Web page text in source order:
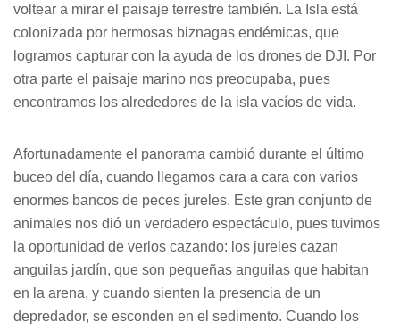
voltear a mirar el paisaje terrestre también. La Isla está
colonizada por hermosas biznagas endémicas, que
logramos capturar con la ayuda de los drones de DJI. Por
otra parte el paisaje marino nos preocupaba, pues
encontramos los alrededores de la isla vacíos de vida.
Afortunadamente el panorama cambió durante el último
buceo del día, cuando llegamos cara a cara con varios
enormes bancos de peces jureles. Este gran conjunto de
animales nos dió un verdadero espectáculo, pues tuvimos
la oportunidad de verlos cazando: los jureles cazan
anguilas jardín, que son pequeñas anguilas que habitan
en la arena, y cuando sienten la presencia de un
depredador, se esconden en el sedimento. Cuando los